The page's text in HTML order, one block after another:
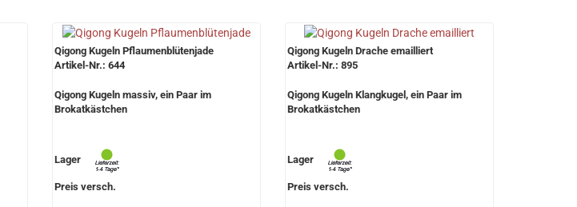
Qigong Kugeln Pflaumenblütenjade
Artikel-Nr.: 644
Qigong Kugeln massiv, ein Paar im
Brokatkästchen
Lager
Preis versch.
Qigong Kugeln Drache emailliert
Artikel-Nr.: 895
Qigong Kugeln Klangkugel, ein Paar im
Brokatkästchen
Lager
Preis versch.